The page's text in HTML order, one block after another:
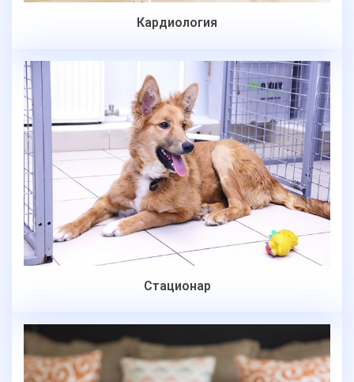
Кардиология
Стационар